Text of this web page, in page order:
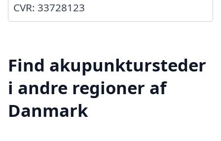
CVR: 33728123
Find akupunktursteder
i andre regioner af
Danmark